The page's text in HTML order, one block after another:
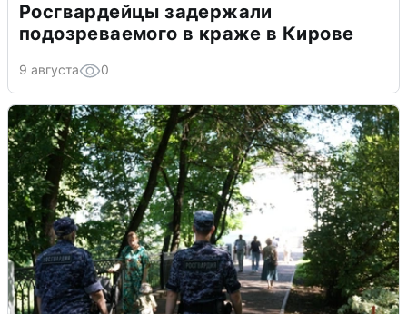
Росгвардейцы задержали
подозреваемого в краже в Кирове
9 августа 0